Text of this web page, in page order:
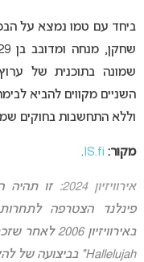
ביחד עם טמו נמצא על
שמונה בתוכנית של ערוץ
השניים מקווים להביא
וללא התחשבות בחוקים
מקור: IS.fi
.
אירוויזיון 2024:
Hallelujah” בביצועה של להקת “